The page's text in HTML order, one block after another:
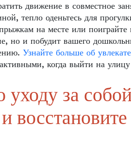
движение в совместное
тепло оденьтесь для
на месте или
но и побудит вашего
Узнайте больше об
активными, когда выйти на
уходу за